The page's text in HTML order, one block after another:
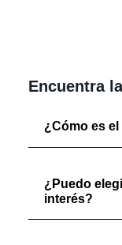
Encuentra
¿Cómo es
¿Puedo
interés?